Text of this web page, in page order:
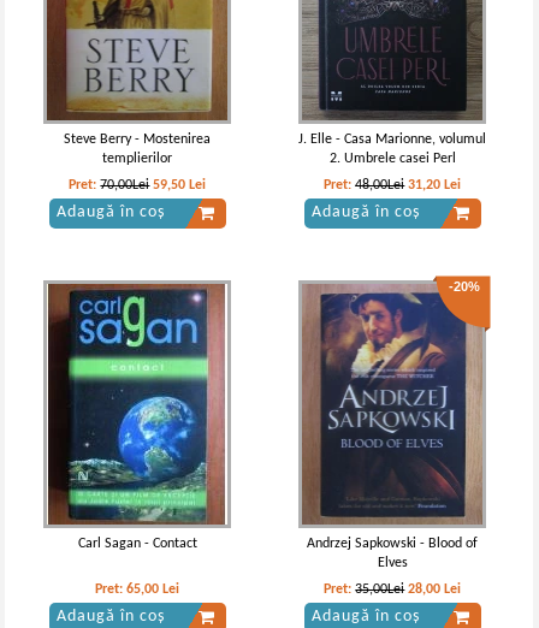
Steve Berry - Mostenirea
templierilor
Pret:70,00Lei 59,50 Lei
Adaugă în coș
J. Elle - Casa Marionne, volumul
2. Umbrele casei Perl
Pret:48,00Lei 31,20 Lei
Adaugă în coș
Carl Sagan - Contact
Pret:65,00 Lei
Adaugă în coș
-20%
Andrzej Sapkowski - Blood of
Elves
Pret:35,00Lei 28,00 Lei
Adaugă în coș